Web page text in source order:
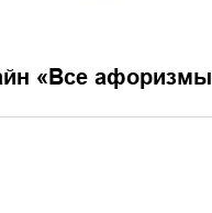
« Все афоризмы